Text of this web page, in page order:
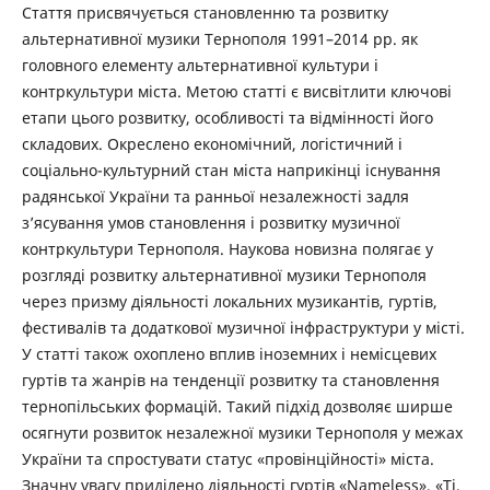
Стаття присвячується становленню та розвитку
альтернативної музики Тернополя 1991–2014 рр. як
головного елементу альтернативної культури і
контркультури міста. Метою статті є висвітлити ключові
етапи цього розвитку, особливості та відмінності його
складових. Окреслено економічний, логістичний і
соціально-культурний стан міста наприкінці існування
радянської України та ранньої незалежності задля
з’ясування умов становлення і розвитку музичної
контркультури Тернополя. Наукова новизна полягає у
розгляді розвитку альтернативної музики Тернополя
через призму діяльності локальних музикантів, гуртів,
фестивалів та додаткової музичної інфраструктури у місті.
У статті також охоплено вплив іноземних і немісцевих
гуртів та жанрів на тенденції розвитку та становлення
тернопільських формацій. Такий підхід дозволяє ширше
осягнути розвиток незалежної музики Тернополя у межах
України та спростувати статус «провінційності» міста.
Значну увагу приділено діяльності гуртів «Nameless», «Ті,